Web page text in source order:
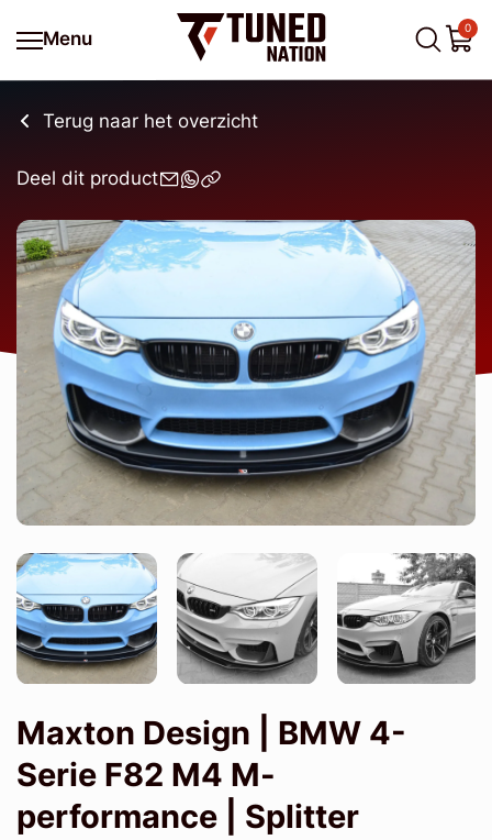
Menu
0
Terug naar het overzicht
Deel dit product
Maxton Design | BMW 4-
Serie F82 M4 M-
performance | Splitter